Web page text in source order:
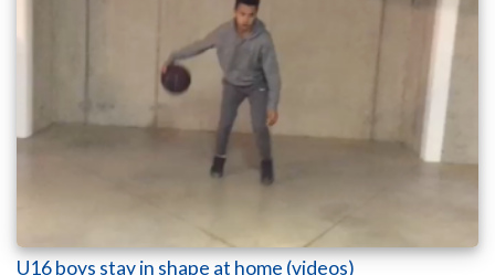
U16 boys stay in shape at home (videos)